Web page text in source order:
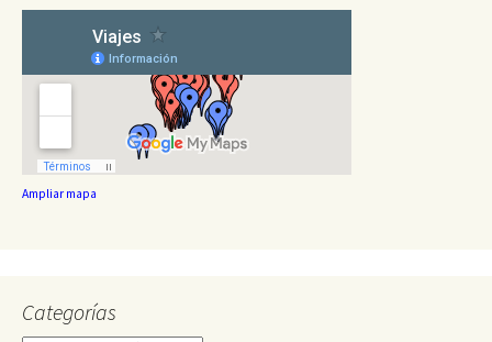
Ampliar mapa
Categorías